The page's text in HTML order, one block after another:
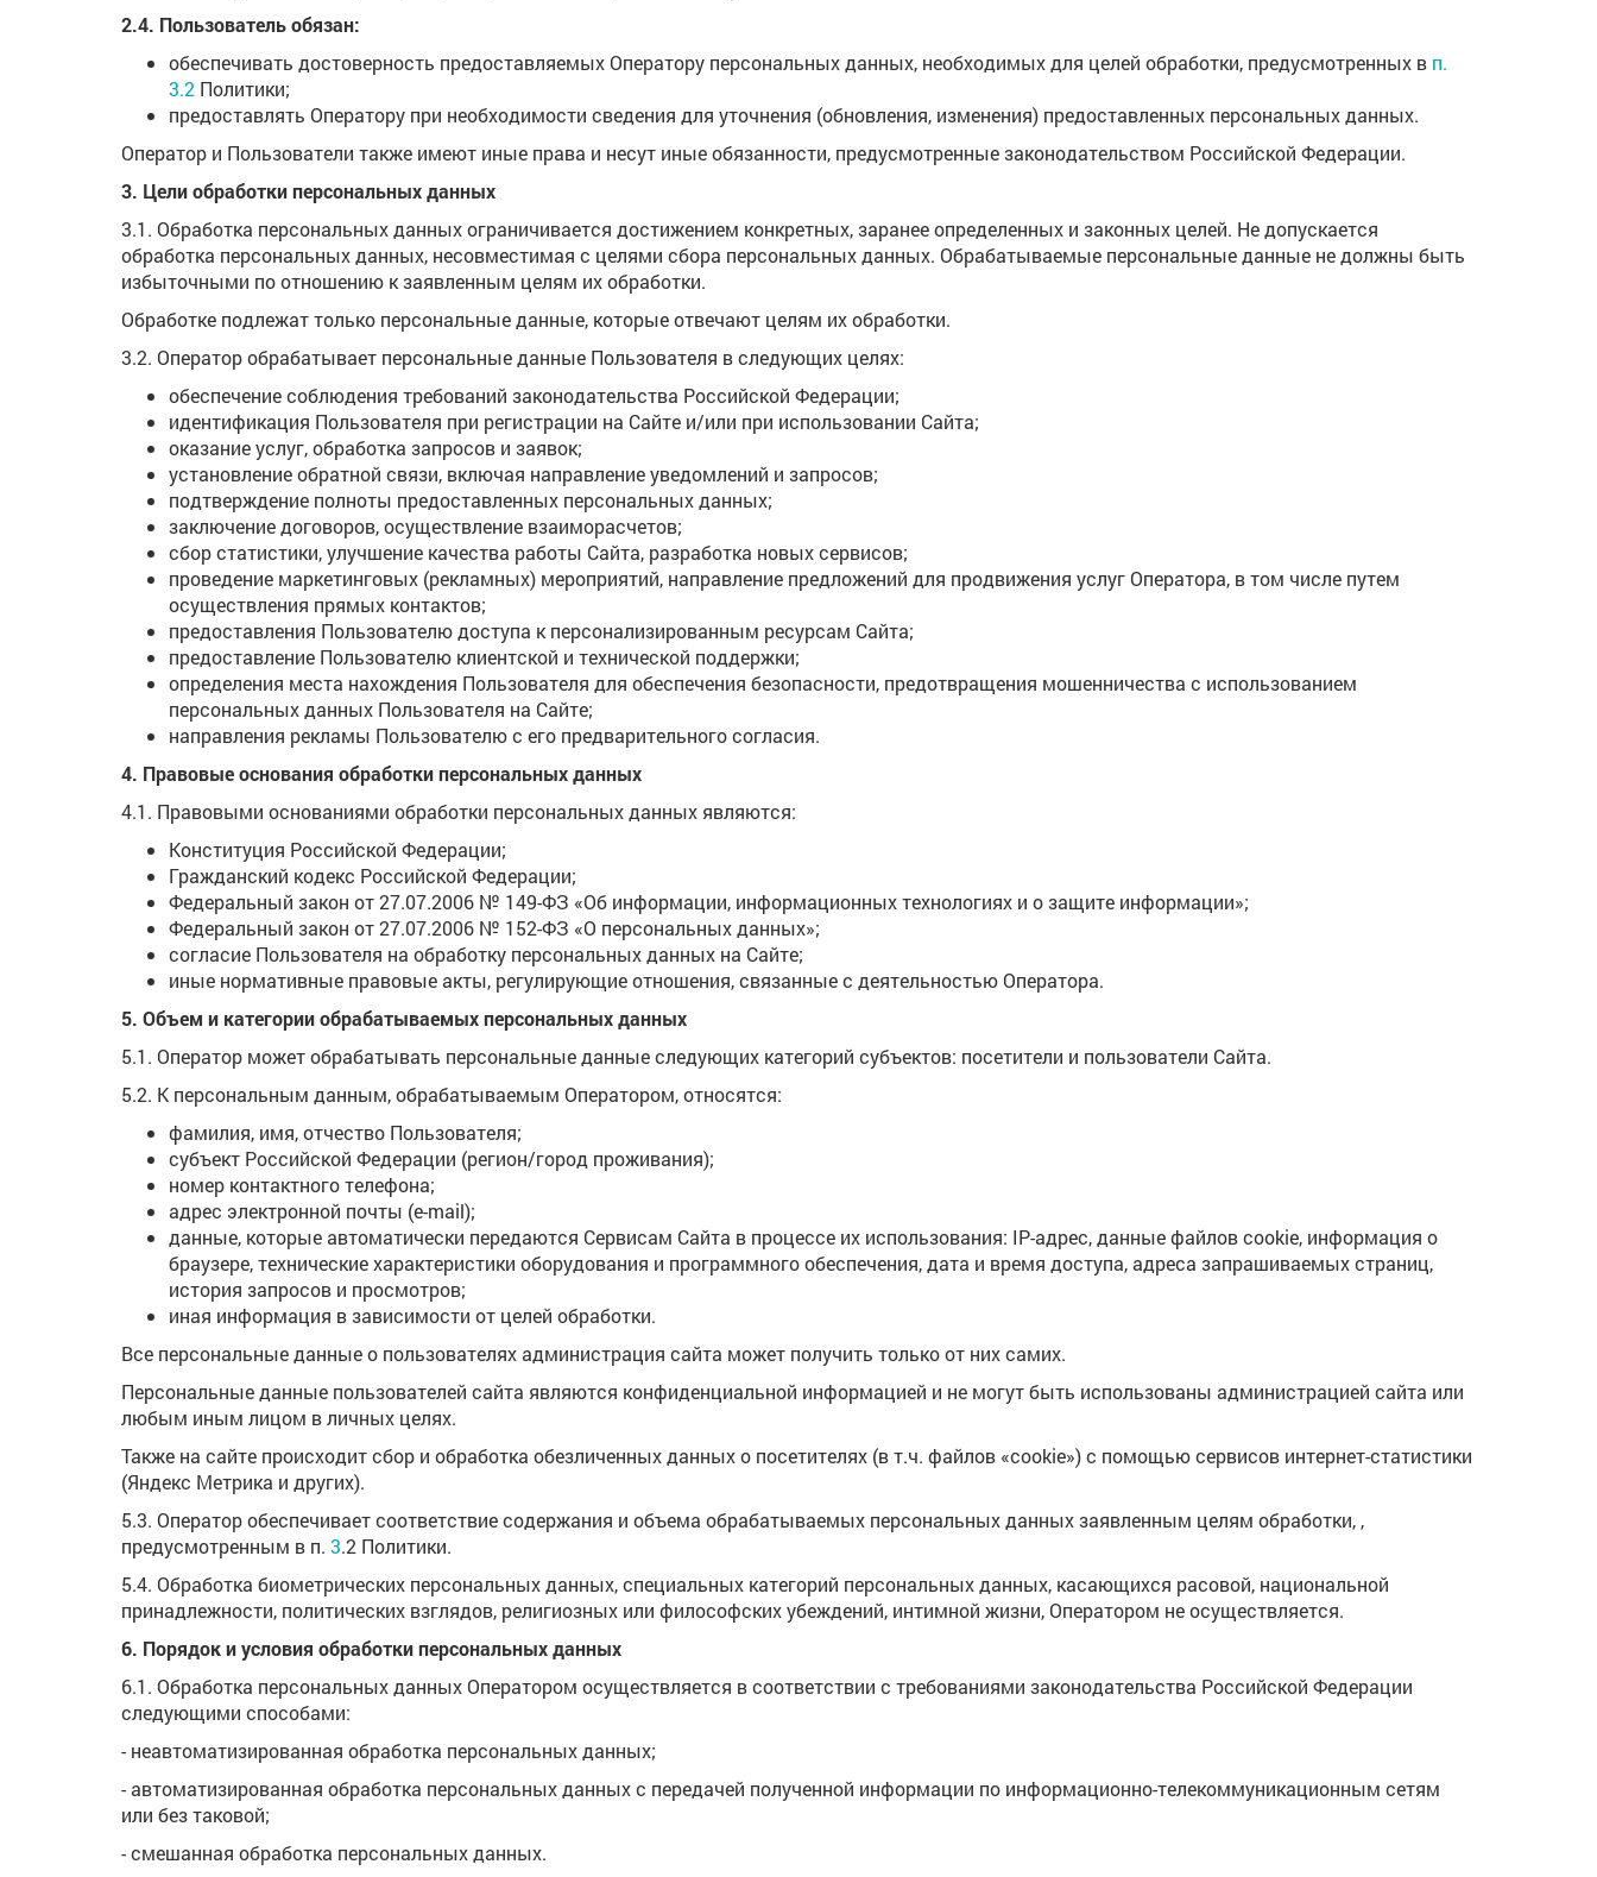
2.4. Пользователь обязан:
обеспечивать достоверность предоставляемых Оператору персональных данных, необходимых для целей обработки, предусмотренных в п.
3.2 Политики;
предоставлять Оператору при необходимости сведения для уточнения (обновления, изменения) предоставленных персональных данных.
Оператор и Пользователи также имеют иные права и несут иные обязанности, предусмотренные законодательством Российской Федерации.
3. Цели обработки персональных данных
3.1. Обработка персональных данных ограничивается достижением конкретных, заранее определенных и законных целей. Не допускается
обработка персональных данных, несовместимая с целями сбора персональных данных. Обрабатываемые персональные данные не должны быть
избыточными по отношению к заявленным целям их обработки.
Обработке подлежат только персональные данные, которые отвечают целям их обработки.
3.2. Оператор обрабатывает персональные данные Пользователя в следующих целях:
обеспечение соблюдения требований законодательства Российской Федерации;
идентификация Пользователя при регистрации на Сайте и/или при использовании Сайта;
оказание услуг, обработка запросов и заявок;
установление обратной связи, включая направление уведомлений и запросов;
подтверждение полноты предоставленных персональных данных;
заключение договоров, осуществление взаиморасчетов;
сбор статистики, улучшение качества работы Сайта, разработка новых сервисов;
проведение маркетинговых (рекламных) мероприятий, направление предложений для продвижения услуг Оператора, в том числе путем
осуществления прямых контактов;
предоставления Пользователю доступа к персонализированным ресурсам Сайта;
предоставление Пользователю клиентской и технической поддержки;
определения места нахождения Пользователя для обеспечения безопасности, предотвращения мошенничества с использованием
персональных данных Пользователя на Сайте;
направления рекламы Пользователю с его предварительного согласия.
4. Правовые основания обработки персональных данных
4.1. Правовыми основаниями обработки персональных данных являются:
Конституция Российской Федерации;
Гражданский кодекс Российской Федерации;
Федеральный закон от 27.07.2006 № 149-ФЗ «Об информации, информационных технологиях и о защите информации»;
Федеральный закон от 27.07.2006 № 152-ФЗ «О персональных данных»;
согласие Пользователя на обработку персональных данных на Сайте;
иные нормативные правовые акты, регулирующие отношения, связанные с деятельностью Оператора.
5. Объем и категории обрабатываемых персональных данных
5.1. Оператор может обрабатывать персональные данные следующих категорий субъектов: посетители и пользователи Сайта.
5.2. К персональным данным, обрабатываемым Оператором, относятся:
фамилия, имя, отчество Пользователя;
субъект Российской Федерации (регион/город проживания);
номер контактного телефона;
адрес электронной почты (e-mail);
данные, которые автоматически передаются Сервисам Сайта в процессе их использования: IP-адрес, данные файлов cookie, информация о
браузере, технические характеристики оборудования и программного обеспечения, дата и время доступа, адреса запрашиваемых страниц,
история запросов и просмотров;
иная информация в зависимости от целей обработки.
Все персональные данные о пользователях администрация сайта может получить только от них самих.
Персональные данные пользователей сайта являются конфиденциальной информацией и не могут быть использованы администрацией сайта или
любым иным лицом в личных целях.
Также на сайте происходит сбор и обработка обезличенных данных о посетителях (в т.ч. файлов «cookie») с помощью сервисов интернет-статистики
(Яндекс Метрика и других).
5.3. Оператор обеспечивает соответствие содержания и объема обрабатываемых персональных данных заявленным целям обработки, ,
предусмотренным в п. 3.2 Политики.
5.4. Обработка биометрических персональных данных, специальных категорий персональных данных, касающихся расовой, национальной
принадлежности, политических взглядов, религиозных или философских убеждений, интимной жизни, Оператором не осуществляется.
6. Порядок и условия обработки персональных данных
6.1. Обработка персональных данных Оператором осуществляется в соответствии с требованиями законодательства Российской Федерации
следующими способами:
- неавтоматизированная обработка персональных данных;
- автоматизированная обработка персональных данных с передачей полученной информации по информационно-телекоммуникационным сетям
или без таковой;
- смешанная обработка персональных данных.